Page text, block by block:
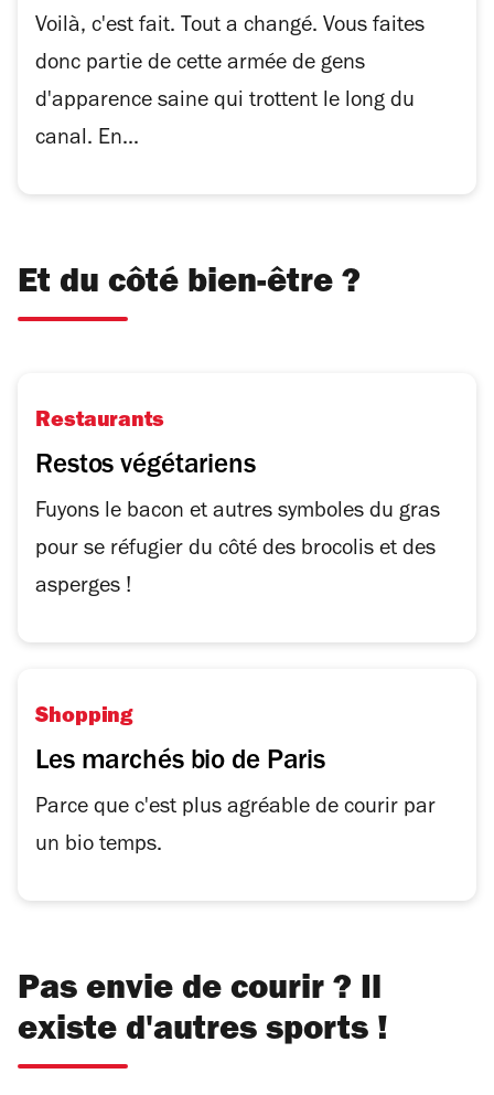
Voilà, c'est fait. Tout a changé. Vous faites
donc partie de cette armée de gens
d'apparence saine qui trottent le long du
canal. En...
Et du côté bien-être ?
Restaurants
Restos végétariens
Fuyons le bacon et autres symboles du gras
pour se réfugier du côté des brocolis et des
asperges !
Shopping
Les marchés bio de Paris
Parce que c'est plus agréable de courir par
un bio temps.
Pas envie de courir ? Il
existe d'autres sports !